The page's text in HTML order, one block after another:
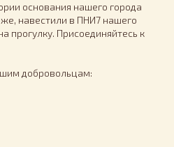
основания нашего города
навестили в ПНИ7 нашего
прогулку. Присоединяйтесь к
добровольцам: